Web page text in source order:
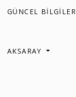
GÜNCEL BİLGİLER
AKSARAY